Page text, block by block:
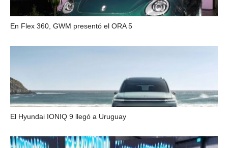
En Flex 360, GWM presentó el ORA 5
El Hyundai IONIQ 9 llegó a Uruguay